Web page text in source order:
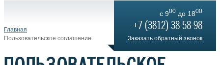
c 900 до 1800
+7 (3812) 38-58-98
Заказать обратный звонок
Главная
Пользовательское соглашение